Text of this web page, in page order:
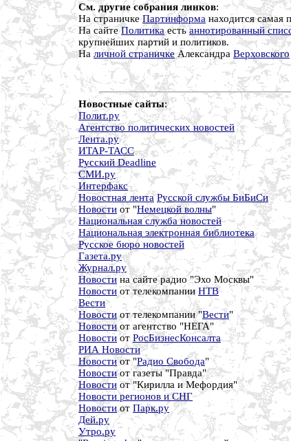
См. другие собрания линков:
На страничкеПартинформанаходится самая
На сайтеПолитикаестьаннотированный
крупнейших партий и политиков.
На личной страничкеАлександра Верховского
Новостные сайты:
Полит.ру
Агентство политических новостей
Лента.ру
ИТАР-ТАСС
Русский Deadline
СМИ.ру
Интерфакс
Новостная лента Русской службы БиБиСи
Новости от "Немецкой волны"
Национальная служба новостей
Национальная электронная библиотека
Русское бюро новостей
Газета.ру
Журнал.ру
Новостина сайте радио "Эхо Москвы"
Новостиот телекомпанииНТВ
Вести
Новостиот телекомпании "Вести"
Новостиот агентство "НЕГА"
НовостиотРосБизнесКонсалта
РИА Новости
Новостиот "Радио Свобода"
Новостиот газеты "Правда"
Новости от "Кирилла и Мефордия"
Новости регионов и СНГ
Новостиот Парк.ру
Дей.ру
Утро.ру